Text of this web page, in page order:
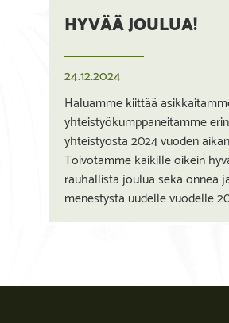
HYVÄÄ JOULUA!
24.12.2024
Haluamme kiittää
yhteistyökumppaneitamme
yhteistyöstä 2024 vuoden
Toivotamme kaikille oikein
rauhallista joulua sekä onnea
menestystä uudelle vuodelle